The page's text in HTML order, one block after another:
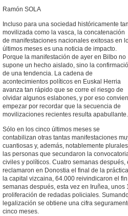
Ramón SOLA
Incluso para una sociedad históricamente tan
movilizada como la vasca, la concatenación
de manifestaciones nacionales exitosas en
últimos meses es una noticia de impacto.
Porque la manifestación de ayer en Bilbo no
supone un hecho aislado, sino la
de una tendencia. La cadena de
acontecimientos políticos en Euskal Herria
avanza tan rápido que se corre el riesgo de
olvidar algunos eslabones, y por eso
empezar por recordar que la secuencia de
movilizaciones recientes resulta apabullante.
Sólo en los cinco últimos meses se
contabilizan otras tantas manifestaciones
cuantiosas y, además, notablemente
las personas que secundaron la
civiles y políticos. Cuatro semanas
reclamaron en Donostia el final de la
la capital vizcaina, 64.000 reivindicaron el
semanas después, esta vez en Iruñea,
proliferación de redadas policiales.
legalización se obtiene una cifra
cinco meses.